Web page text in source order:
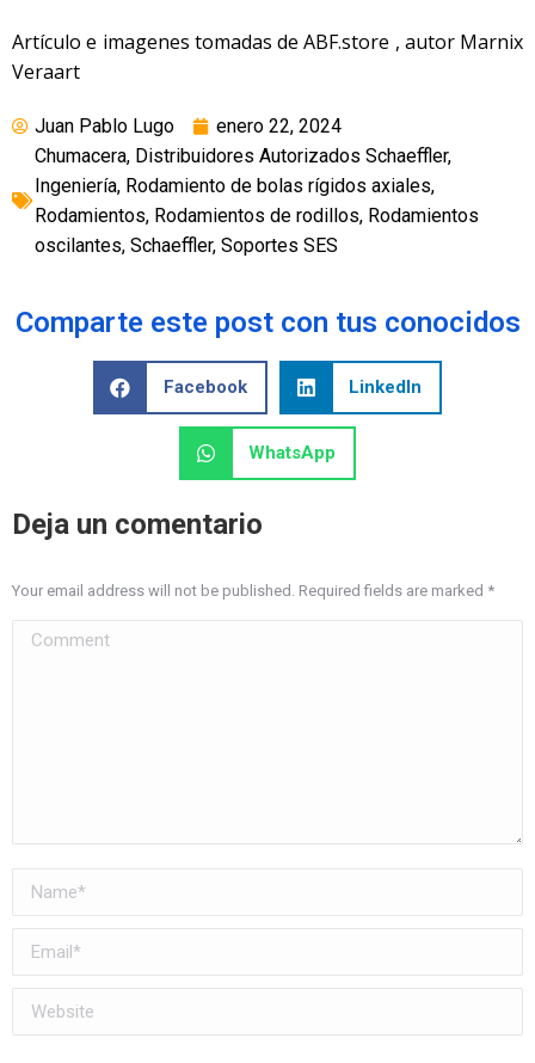
Artículo e imagenes tomadas de ABF.store , autor Marnix
Veraart
Juan Pablo Lugo
enero 22, 2024
Chumacera, Distribuidores Autorizados Schaeffler,
Ingeniería, Rodamiento de bolas rígidos axiales,
Rodamientos, Rodamientos de rodillos, Rodamientos
oscilantes, Schaeffler, Soportes SES
Comparte este post con tus conocidos
Facebook LinkedIn
WhatsApp
Deja un comentario
Your email address will not be published. Required fields are marked *
Comment
Name *
Email *
Website